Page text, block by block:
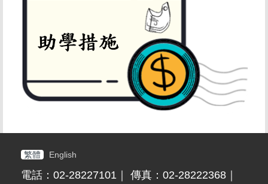
繁體 English
電話：02-28227101｜ 傳真：02-28222368｜